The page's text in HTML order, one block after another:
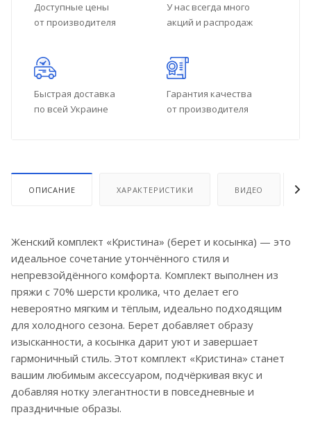
Доступные цены
от производителя
У нас всегда много
акций и распродаж
Быстрая доставка
по всей Украине
Гарантия качества
от производителя
ОПИСАНИЕ ХАРАКТЕРИСТИКИ ВИДЕО
Женский комплект «Кристина» (берет и косынка) — это
идеальное сочетание утончённого стиля и
непревзойдённого комфорта. Комплект выполнен из
пряжи с 70% шерсти кролика, что делает его
невероятно мягким и тёплым, идеально подходящим
для холодного сезона. Берет добавляет образу
изысканности, а косынка дарит уют и завершает
гармоничный стиль. Этот комплект «Кристина» станет
вашим любимым аксессуаром, подчёркивая вкус и
добавляя нотку элегантности в повседневные и
праздничные образы.